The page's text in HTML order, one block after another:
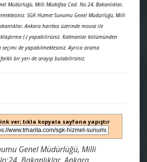
Müdürlüğü, Milli Müdafaa Cad. No:24, Bakanlıklar,
SGK Hizmet Sunumu Genel Müdürlüğü, Milli
Ankara haritası üzerinde mouse ile
(-) yapabilirsiniz. Katmanlar bölümünden
de yapabilmektesiniz. Ayrıca arama
bir yeri de arayıp bulabilirsiniz.
ver; tıkla kopyala sayfana yapıştır
Genel Müdürlüğü, Milli